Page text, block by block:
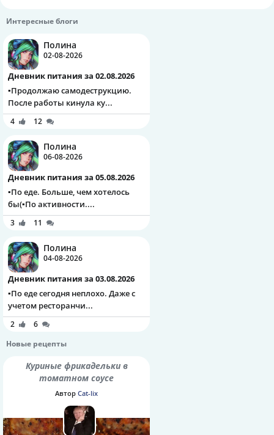
Интересные блоги
Полина
02-08-2026
Дневник питания за 02.08.2026
▪️Продолжаю самодеструкцию.
После работы кинула ку...
4 12
Полина
06-08-2026
Дневник питания за 05.08.2026
▪️По еде. Больше, чем хотелось
бы(▪️По активности....
3 11
Полина
04-08-2026
Дневник питания за 03.08.2026
▪️По еде сегодня неплохо. Даже с
учетом ресторанчи...
2
6
Новые рецепты
Куриные фрикадельки в
томатном соусе
Автор Cat-lix